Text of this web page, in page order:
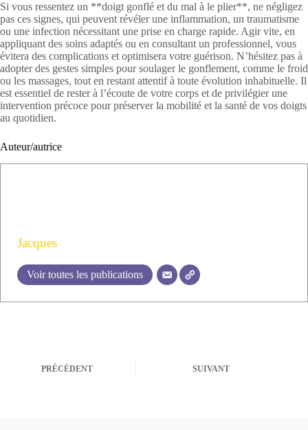
Si vous ressentez un **doigt gonflé et du mal à le plier**, ne négligez
pas ces signes, qui peuvent révéler une inflammation, un traumatisme
ou une infection nécessitant une prise en charge rapide. Agir vite, en
appliquant des soins adaptés ou en consultant un professionnel, vous
évitera des complications et optimisera votre guérison. N’hésitez pas à
adopter des gestes simples pour soulager le gonflement, comme le froid
ou les massages, tout en restant attentif à toute évolution inhabituelle. Il
est essentiel de rester à l’écoute de votre corps et de privilégier une
intervention précoce pour préserver la mobilité et la santé de vos doigts
au quotidien.
Auteur/autrice
Jacques
Voir toutes les publications
PRÉCÉDENT SUIVANT